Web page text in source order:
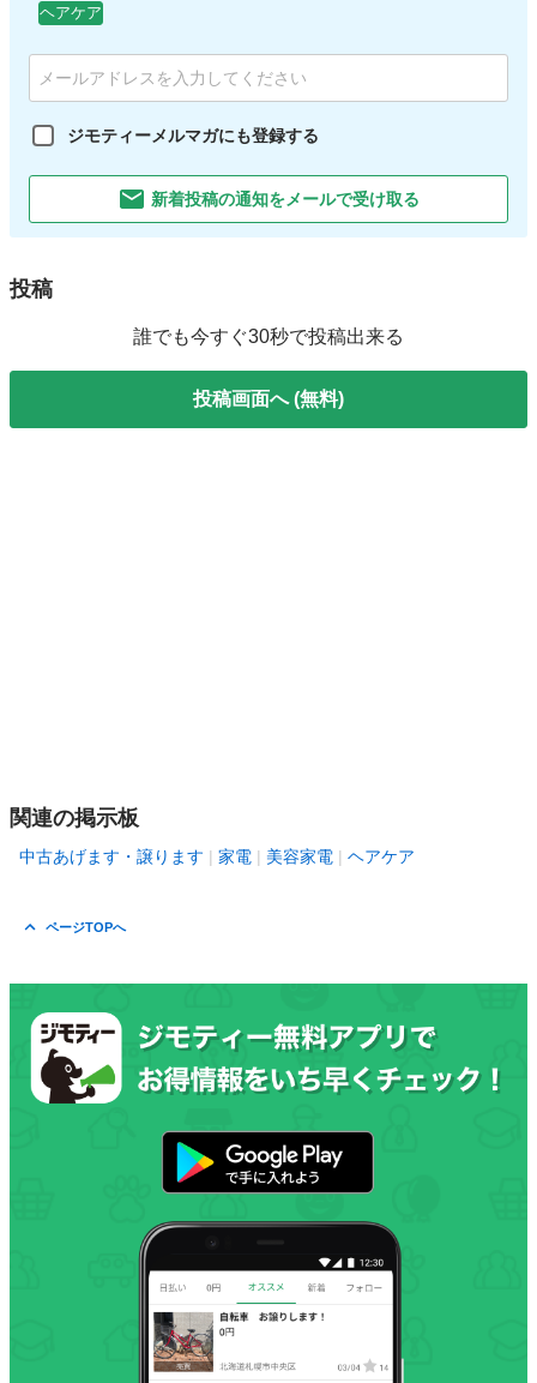
ヘアケア
ジモティーメルマガにも登録する
新着投稿の通知をメールで受け取る
投稿
誰でも今すぐ30秒で投稿出来る
投稿画面へ (無料)
関連の掲示板
中古あげます・譲ります 家電 美容家電 ヘアケア
ページTOPへ